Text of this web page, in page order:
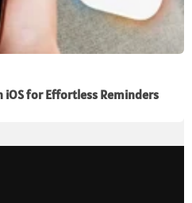
iOS for Effortless Reminders